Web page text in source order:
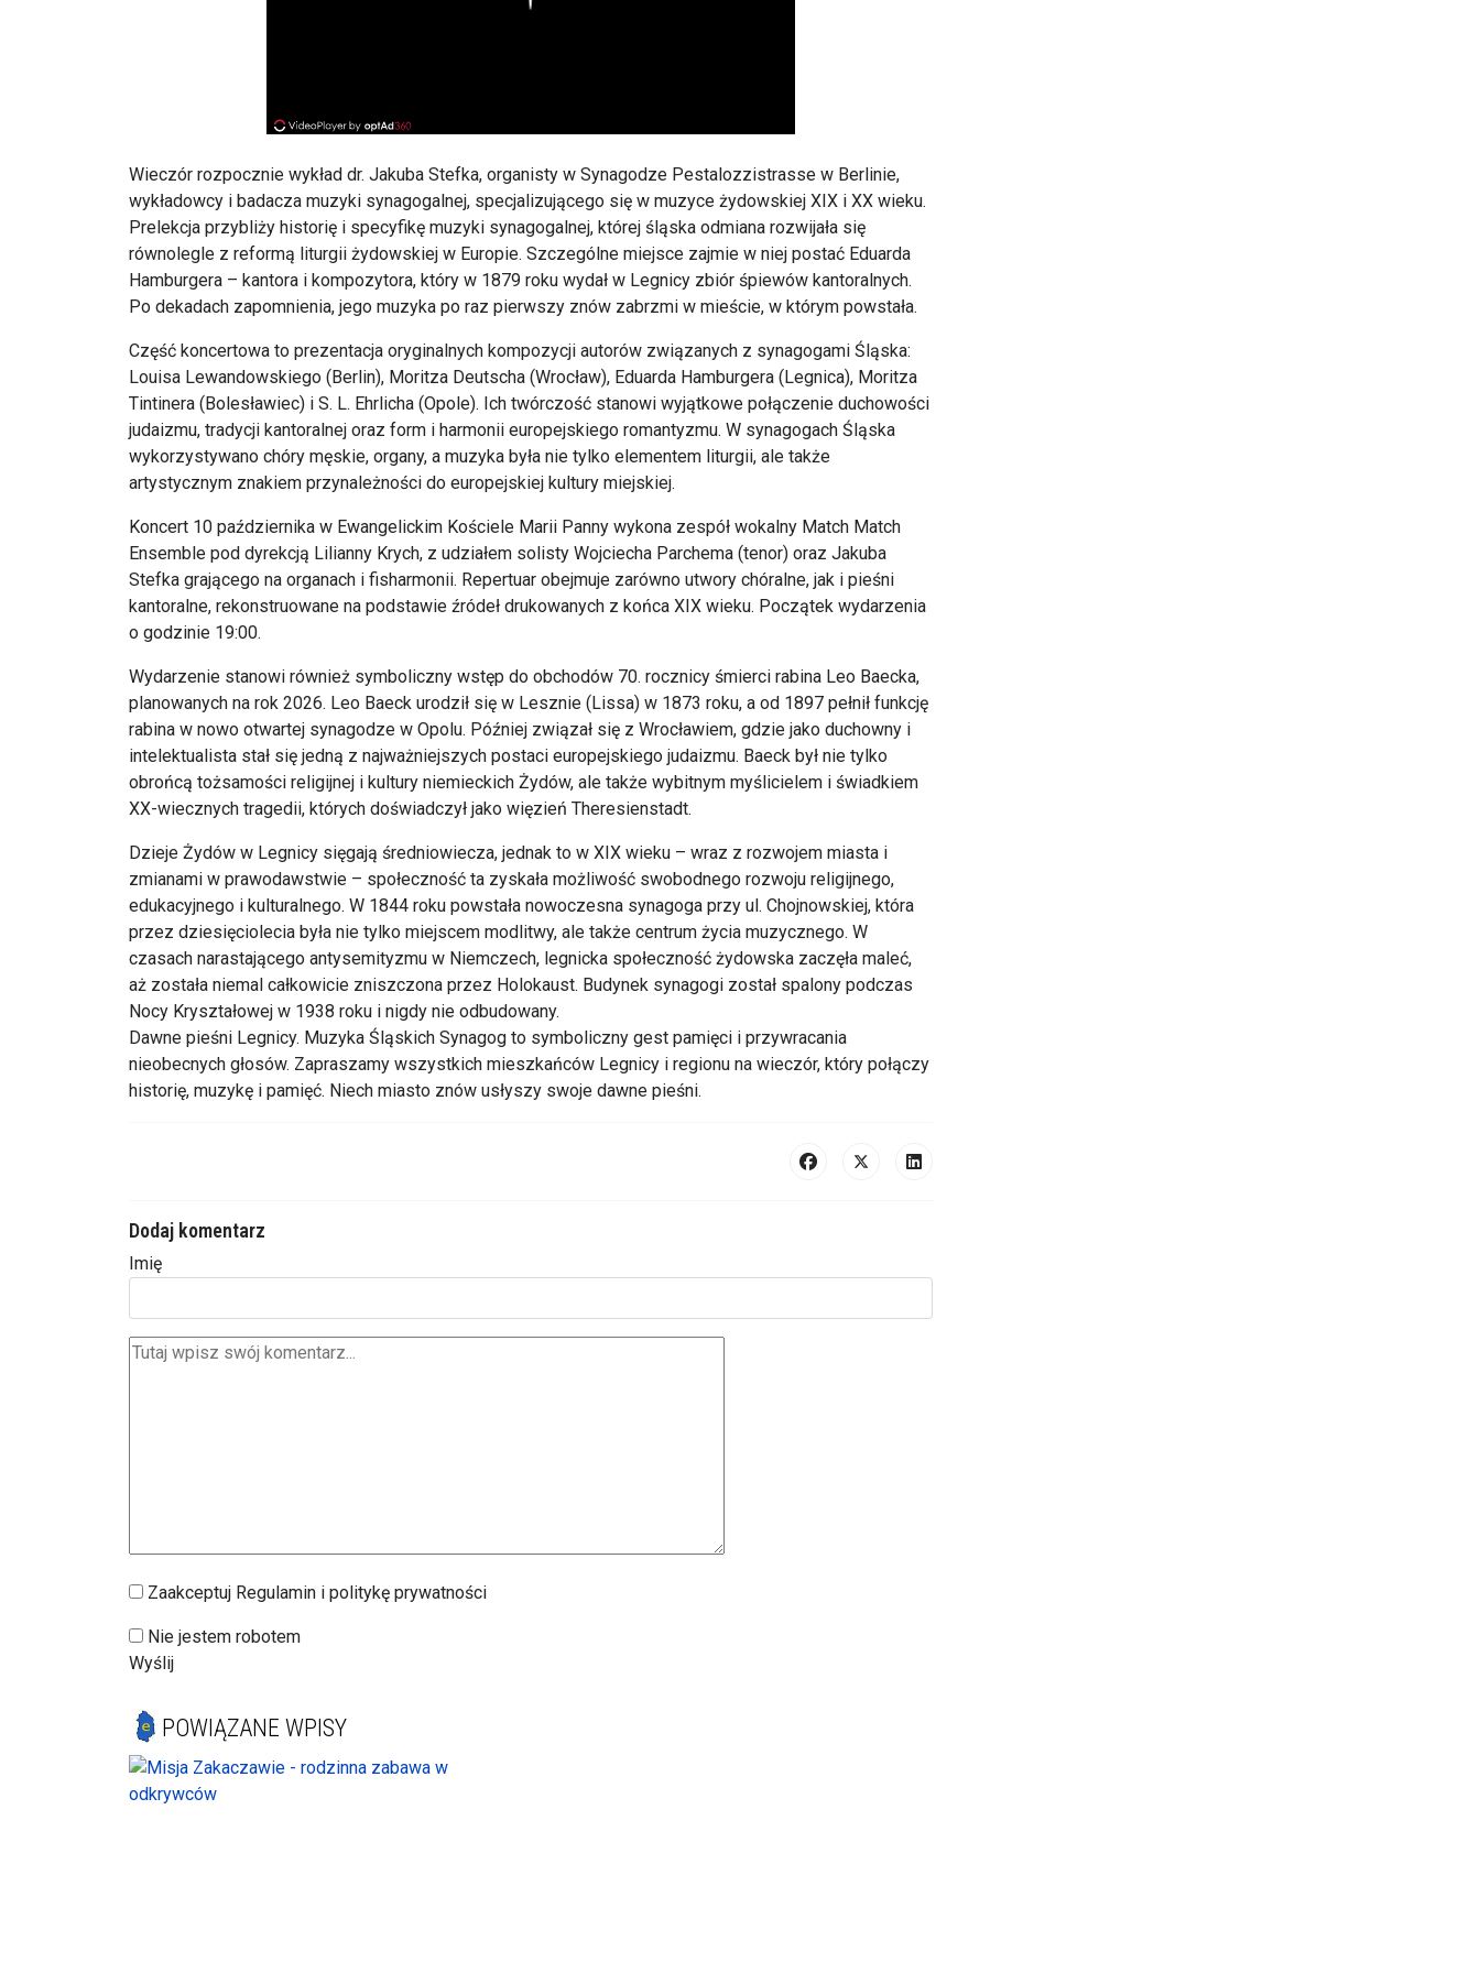
Wieczór rozpocznie wykład dr. Jakuba Stefka, organisty w Synagodze Pestalozzistrasse w Berlinie,
wykładowcy i badacza muzyki synagogalnej, specjalizującego się w muzyce żydowskiej XIX i XX wieku.
Prelekcja przybliży historię i specyfikę muzyki synagogalnej, której śląska odmiana rozwijała się
równolegle z reformą liturgii żydowskiej w Europie. Szczególne miejsce zajmie w niej postać Eduarda
Hamburgera – kantora i kompozytora, który w 1879 roku wydał w Legnicy zbiór śpiewów kantoralnych.
Po dekadach zapomnienia, jego muzyka po raz pierwszy znów zabrzmi w mieście, w którym powstała.
Część koncertowa to prezentacja oryginalnych kompozycji autorów związanych z synagogami Śląska:
Louisa Lewandowskiego (Berlin), Moritza Deutscha (Wrocław), Eduarda Hamburgera (Legnica), Moritza
Tintinera (Bolesławiec) i S. L. Ehrlicha (Opole). Ich twórczość stanowi wyjątkowe połączenie duchowości
judaizmu, tradycji kantoralnej oraz form i harmonii europejskiego romantyzmu. W synagogach Śląska
wykorzystywano chóry męskie, organy, a muzyka była nie tylko elementem liturgii, ale także
artystycznym znakiem przynależności do europejskiej kultury miejskiej.
Koncert 10 października w Ewangelickim Kościele Marii Panny wykona zespół wokalny Match Match
Ensemble pod dyrekcją Lilianny Krych, z udziałem solisty Wojciecha Parchema (tenor) oraz Jakuba
Stefka grającego na organach i fisharmonii. Repertuar obejmuje zarówno utwory chóralne, jak i pieśni
kantoralne, rekonstruowane na podstawie źródeł drukowanych z końca XIX wieku. Początek wydarzenia
o godzinie 19:00.
Wydarzenie stanowi również symboliczny wstęp do obchodów 70. rocznicy śmierci rabina Leo Baecka,
planowanych na rok 2026. Leo Baeck urodził się w Lesznie (Lissa) w 1873 roku, a od 1897 pełnił funkcję
rabina w nowo otwartej synagodze w Opolu. Później związał się z Wrocławiem, gdzie jako duchowny i
intelektualista stał się jedną z najważniejszych postaci europejskiego judaizmu. Baeck był nie tylko
obrońcą tożsamości religijnej i kultury niemieckich Żydów, ale także wybitnym myślicielem i świadkiem
XX-wiecznych tragedii, których doświadczył jako więzień Theresienstadt.
Dzieje Żydów w Legnicy sięgają średniowiecza, jednak to w XIX wieku – wraz z rozwojem miasta i
zmianami w prawodawstwie – społeczność ta zyskała możliwość swobodnego rozwoju religijnego,
edukacyjnego i kulturalnego. W 1844 roku powstała nowoczesna synagoga przy ul. Chojnowskiej, która
przez dziesięciolecia była nie tylko miejscem modlitwy, ale także centrum życia muzycznego. W
czasach narastającego antysemityzmu w Niemczech, legnicka społeczność żydowska zaczęła maleć,
aż została niemal całkowicie zniszczona przez Holokaust. Budynek synagogi został spalony podczas
Nocy Kryształowej w 1938 roku i nigdy nie odbudowany.
Dawne pieśni Legnicy. Muzyka Śląskich Synagog to symboliczny gest pamięci i przywracania
nieobecnych głosów. Zapraszamy wszystkich mieszkańców Legnicy i regionu na wieczór, który połączy
historię, muzykę i pamięć. Niech miasto znów usłyszy swoje dawne pieśni.
Dodaj komentarz
Imię
Zaakceptuj Regulamin i politykę prywatności
Nie jestem robotem
Wyślij
POWIĄZANE WPISY